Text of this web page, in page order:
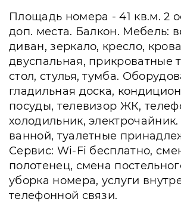
Площадь номера - 41 кв.м. 2
доп. места. Балкон. Мебель:
диван, зеркало, кресло,
двуспальная, прикроватные
стол, стулья, тумба.
гладильная доска,
посуды, телевизор ЖК,
холодильник,
ванной, туалетные
Сервис: Wi-Fi бесплатно,
полотенец, смена
уборка номера, услуги
телефонной связи.